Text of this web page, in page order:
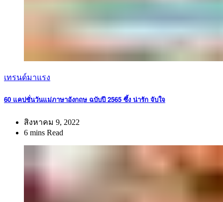
เทรนด์มาแรง
60 แคปชั่นวันแม่ภาษาอังกฤษ ฉบับปี 2565 ซึ้ง น่ารัก จับใจ
สิงหาคม 9, 2022
6 mins Read